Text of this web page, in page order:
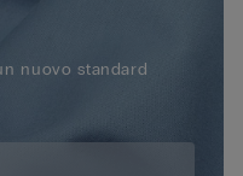
nuovo standard